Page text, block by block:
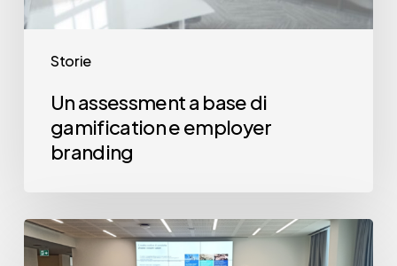
Storie
branding
Un assessment a base di
gamification e employer
branding
Gamification